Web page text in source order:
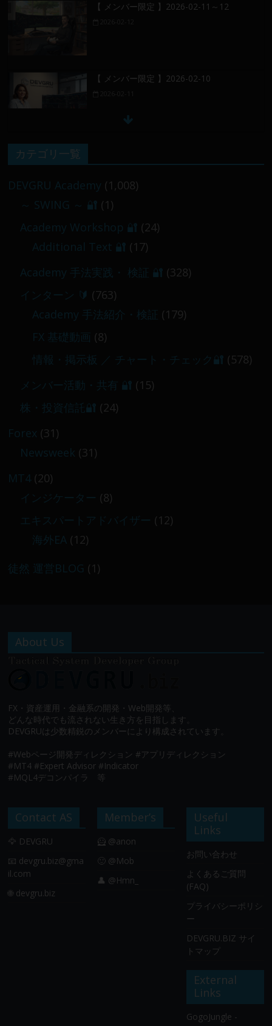
【 メンバー限定 】2026-02-11～12
【 メンバー限定 】2026-02-10
／
【 メンバー限定 】2026-03-05～06
カテゴリ一覧
DEVGRU Academy (1,008)
～ SWING ～ 🔐 (1)
Academy Workshop 🔐 (24)
Additional Text 🔐 (17)
Academy 手法実践・ 検証 🔐 (328)
インターン 🔰 (763)
Academy 手法紹介・検証 (179)
FX 基礎動画 (8)
情報・掲示板 ／ チャート・チェック🔐 (578)
メンバー活動・共有 🔐 (15)
株・投資信託🔐 (24)
Forex (31)
Newsweek (31)
MT4(20)
インジケーター (8)
エキスパートアドバイザー (12)
海外EA (12)
徒然 運営BLOG (1)
About Us
FX・資産運用・金融系の開発・Web開発等、
どんな時代でも流されない生き方を目指します。
DEVGRUは少数精鋭のメンバーにより構成されています。
#Webページ開発ディレクション #アプリディレクション
#MT4 #Expert Advisor #Indicator
#MQL4デコンパイラ 等
Contact AS
🦅 DEVGRU
📧 devgru.biz@gma
il.com
🌐 devgru.biz
Member’s
🦸 @anon
🙂 @Mob
👤 @Hmn_
Useful
Links
お問い合わせ
よくあるご質問
(FAQ)
プライバシーポリシ
ー
DEVGRU.BIZ サイ
トマップ
External
Links
GogoJungle -